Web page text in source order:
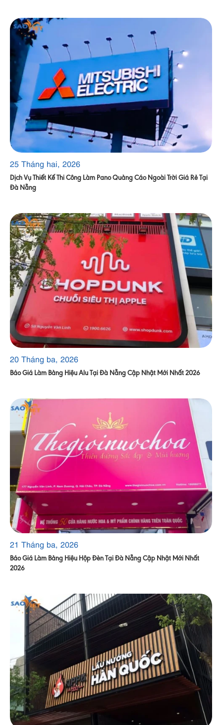
25 Tháng hai, 2026
Dịch Vụ Thiết Kế Thi Công Làm Pano Quảng Cáo Ngoài Trời Giá Rẻ Tại
Đà Nẵng
20 Tháng ba, 2026
Báo Giá Làm Bảng Hiệu Alu Tại Đà Nẵng Cập Nhật Mới Nhất 2026
21 Tháng ba, 2026
Báo Giá Làm Bảng Hiệu Hộp Đèn Tại Đà Nẵng Cập Nhật Mới Nhất
2026